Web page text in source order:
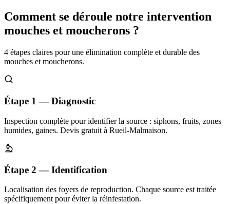
Comment se déroule notre intervention
mouches et moucherons ?
4 étapes claires pour une élimination complète et durable des
mouches et moucherons.
Étape 1 — Diagnostic
Inspection complète pour identifier la source : siphons, fruits, zones
humides, gaines. Devis gratuit à Rueil-Malmaison.
Étape 2 — Identification
Localisation des foyers de reproduction. Chaque source est traitée
spécifiquement pour éviter la réinfestation.